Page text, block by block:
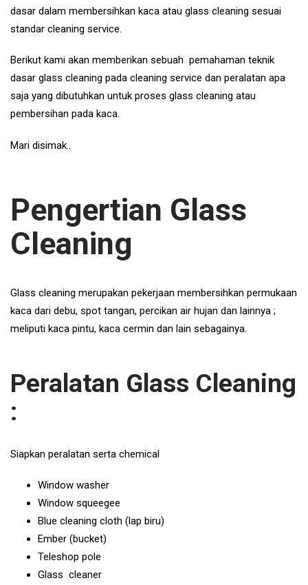
dasar dalam membersihkan kaca atau glass cleaning sesuai
standar cleaning service.
Berikut kami akan memberikan sebuah pemahaman teknik
dasar glass cleaning pada cleaning service dan peralatan apa
saja yang dibutuhkan untuk proses glass cleaning atau
pembersihan pada kaca.
Mari disimak..
Pengertian Glass
Cleaning
Glass cleaning merupakan pekerjaan membersihkan permukaan
kaca dari debu, spot tangan, percikan air hujan dan lainnya ;
meliputi kaca pintu, kaca cermin dan lain sebagainya.
Peralatan Glass Cleaning
:
Siapkan peralatan serta chemical
Window washer
Window squeegee
Blue cleaning cloth (lap biru)
Ember (bucket)
Teleshop pole
Glass cleaner